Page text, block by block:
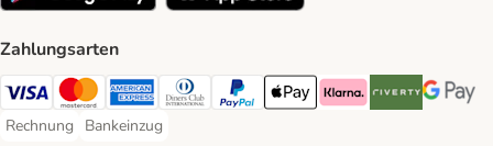
Zahlungsarten
Visa Payment Method
Mastercard Payment Method
American Express Payment Method
Diners Club Payment Method
PayPal Payment Method
Apple Pay Payment Method
Klarna Payment Method
Riverty Payment
Google
Rechnung
Rechnung Payment Method
Bankeinzug
Bankeinzug Payment Method